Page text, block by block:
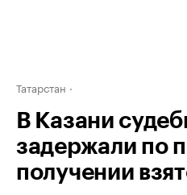
Татарстан
В Казани
задержали по
получении